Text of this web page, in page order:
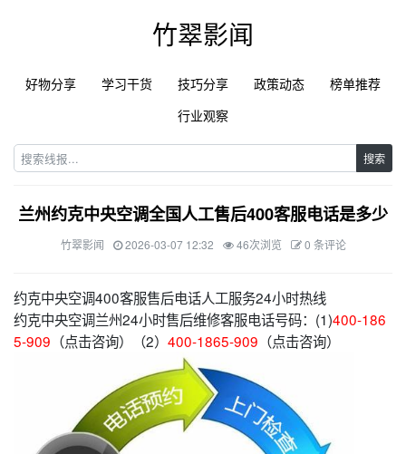
竹翠影闻
好物分享 学习干货 技巧分享 政策动态
榜单推荐
行业观察
搜索
兰州约克中央空调全国人工售后400客服电话是多少
竹翠影闻 2026-03-07 12:32 46次浏览 0 条评论
约克中央空调400客服售后电话人工服务24小时热线
约克中央空调兰州24小时售后维修客服电话号码：(1)400-186
5-909 （点击咨询）（2） 400-1865-909 （点击咨询）